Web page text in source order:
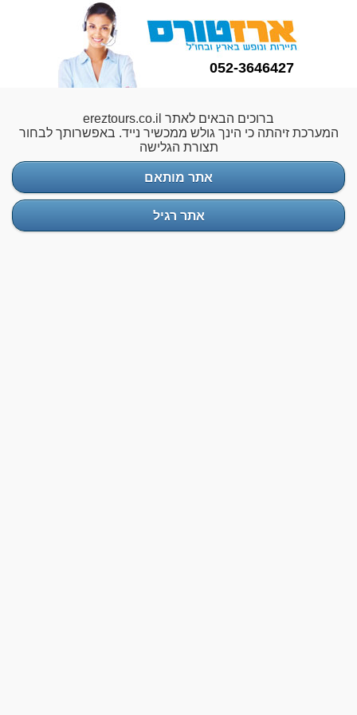
052-3646427
ברוכים הבאים לאתר ereztours.co.il
המערכת זיהתה כי הינך גולש ממכשיר נייד. באפשרותך לבחור
תצורת הגלישה
אתר מותאם
אתר רגיל